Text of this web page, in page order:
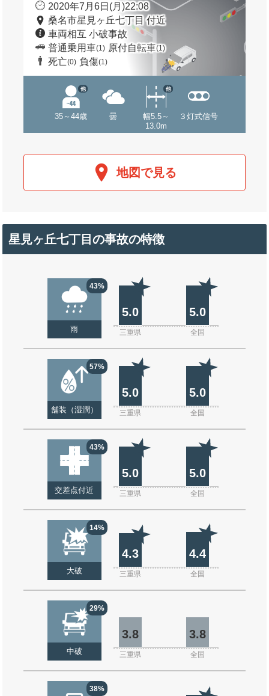
2020年7月6日(月)22:08
桑名市星見ヶ丘七丁目 付近
車両相互 小破事故
普通乗用車(1) 原付自転車(1)
死亡(0) 負傷(1)
35～44歳
他
曇
幅5.5～
13.0m
他
３灯式信号
地図で見る
星見ヶ丘七丁目の事故の特徴
43%
雨
5.0 5.0
三重県 全国
57%
舗装（湿潤）
5.0 5.0
三重県 全国
43%
交差点付近
5.0 5.0
三重県 全国
14%
大破
4.3 4.4
三重県 全国
29%
中破
3.8 3.8
三重県 全国
38%